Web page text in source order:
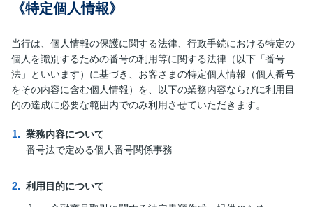
《特定個人情報》
当行は、個人情報の保護に関する法律、行政手続における特定の
個人を識別するための番号の利用等に関する法律（以下「番号
法」といいます）に基づき、お客さまの特定個人情報（個人番号
をその内容に含む個人情報）を、以下の業務内容ならびに利用目
的の達成に必要な範囲内でのみ利用させていただきます。
業務内容について
番号法で定める個人番号関係事務
利用目的について